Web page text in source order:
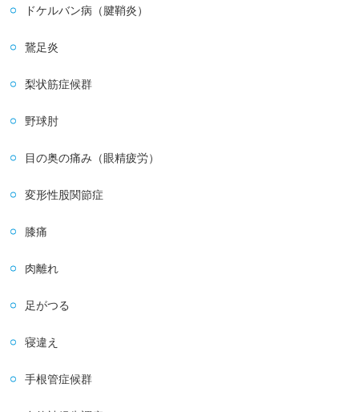
ドケルバン病（腱鞘炎）
鵞足炎
梨状筋症候群
野球肘
目の奥の痛み（眼精疲労）
変形性股関節症
膝痛
肉離れ
足がつる
寝違え
手根管症候群